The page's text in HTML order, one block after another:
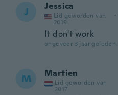
J Jessica
Lid geworden van
2019
·
It don't work
ongeveer 3 jaar geleden
M Martien
Lid geworden van
2017